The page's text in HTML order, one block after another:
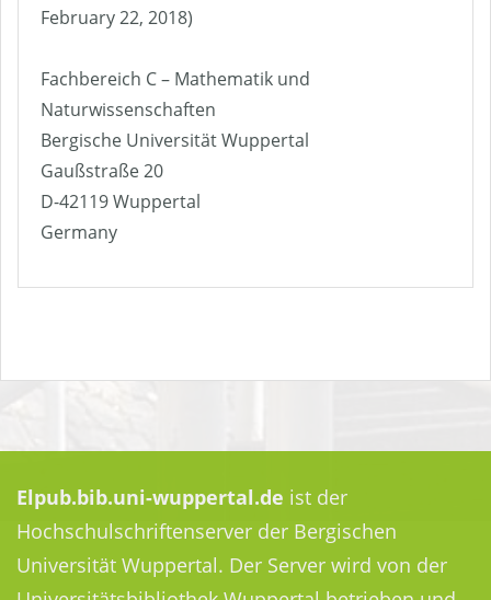
February 22, 2018)
Fachbereich C – Mathematik und
Naturwissenschaften
Bergische Universität Wuppertal
Gaußstraße 20
D-42119 Wuppertal
Germany
Elpub.bib.uni-wuppertal.de ist der
Hochschulschriftenserver der Bergischen
Universität Wuppertal. Der Server wird von der